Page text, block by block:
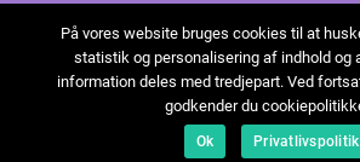
Cookies
Kontakta oss
Sitemap
På vores website bruges cookies til at
statistik og personalisering af indhold og
information deles med tredjepart. Ved
godkender du
Ok Privatlivspolitik